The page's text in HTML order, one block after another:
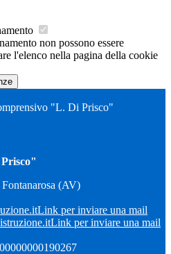
non possono essere
l'elenco nella pagina della cookie
"L. Di Prisco"
(AV)
Link per inviare una mail
Link per inviare una mail